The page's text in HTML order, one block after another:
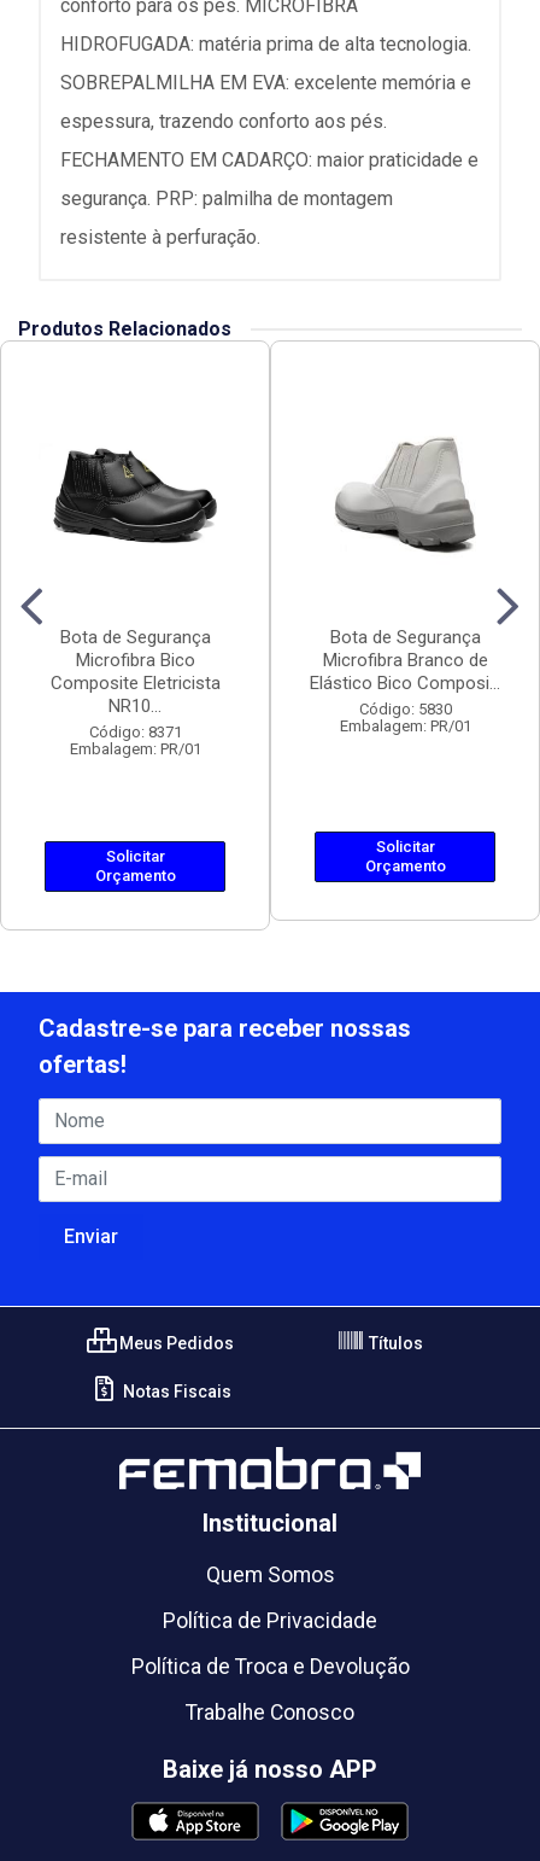
conforto para os pés. MICROFIBRA
HIDROFUGADA: matéria prima de alta tecnologia.
SOBREPALMILHA EM EVA: excelente memória e
espessura, trazendo conforto aos pés.
FECHAMENTO EM CADARÇO: maior praticidade e
segurança. PRP: palmilha de montagem
resistente à perfuração.
Produtos Relacionados
Bota de Segurança
Microfibra Bico
Composite Eletricista
NR10...
Código: 8371
Embalagem: PR/01
Solicitar
Orçamento
Bota de Segurança
Microfibra Branco de
Elástico Bico Composi...
Código: 5830
Embalagem: PR/01
Solicitar
Orçamento
Cadastre-se para receber nossas
ofertas!
Meus Pedidos Títulos
Notas Fiscais
Institucional
Quem Somos
Política de Privacidade
Política de Troca e Devolução
Trabalhe Conosco
Baixe já nosso APP